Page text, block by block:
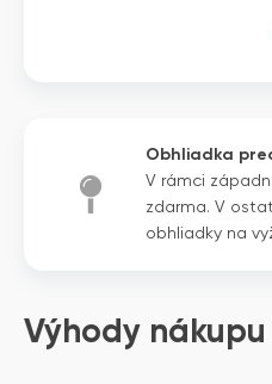
Obhliadka
V rámci
zdarma. V
obhliadky na
Výhody nákupu